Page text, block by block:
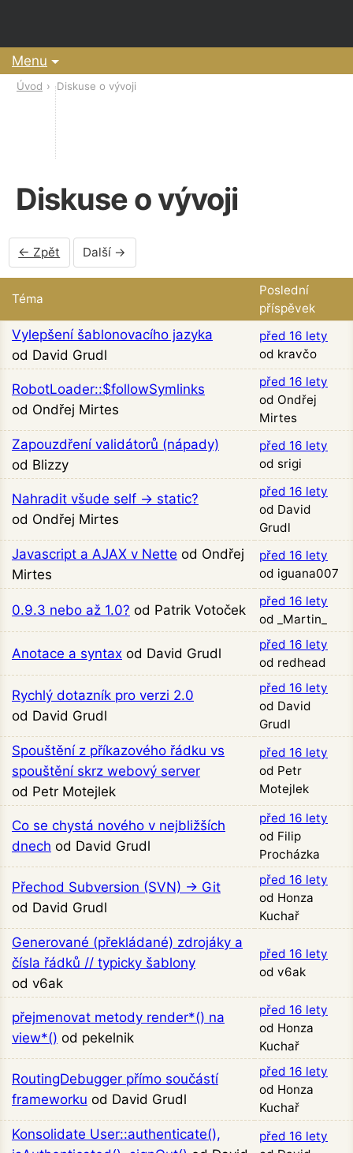
Menu
Úvod Diskuse o vývoji
Diskuse o vývoji
← Zpět Další →
Téma
Poslední
příspěvek
Vylepšení šablonovacího jazyka
od David Grudl
před 16 lety
od kravčo
RobotLoader::$followSymlinks
od Ondřej Mirtes
před 16 lety
od Ondřej
Mirtes
Zapouzdření validátorů (nápady)
od Blizzy
před 16 lety
od srigi
Nahradit všude self → static?
od Ondřej Mirtes
před 16 lety
od David
Grudl
Javascript a AJAX v Nette od Ondřej
Mirtes
před 16 lety
od iguana007
0.9.3 nebo až 1.0? od Patrik Votoček
před 16 lety
od _Martin_
Anotace a syntax od David Grudl
před 16 lety
od redhead
Rychlý dotazník pro verzi 2.0
od David Grudl
před 16 lety
od David
Grudl
Spouštění z příkazového řádku vs
spouštění skrz webový server
od Petr Motejlek
před 16 lety
od Petr
Motejlek
Co se chystá nového v nejbližších
dnech od David Grudl
před 16 lety
od Filip
Procházka
Přechod Subversion (SVN) → Git
od David Grudl
před 16 lety
od Honza
Kuchař
Generované (překládané) zdrojáky a
čísla řádků // typicky šablony
od v6ak
před 16 lety
od v6ak
přejmenovat metody render*() na
view*() od pekelnik
před 16 lety
od Honza
Kuchař
RoutingDebugger přímo součástí
frameworku od David Grudl
před 16 lety
od Honza
Kuchař
Konsolidate User::authenticate(),
před 16 lety